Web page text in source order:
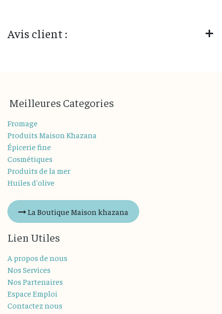
Avis client :
Meilleures Categories
Fromage
Produits Maison Khazana
Épicerie fine
Cosmétiques
Produits de la mer
Huiles d'olive
La Boutique Maison khazana
Lien Utiles
A propos de nous
Nos Services
Nos Partenaires
Espace Emploi
Contactez nous